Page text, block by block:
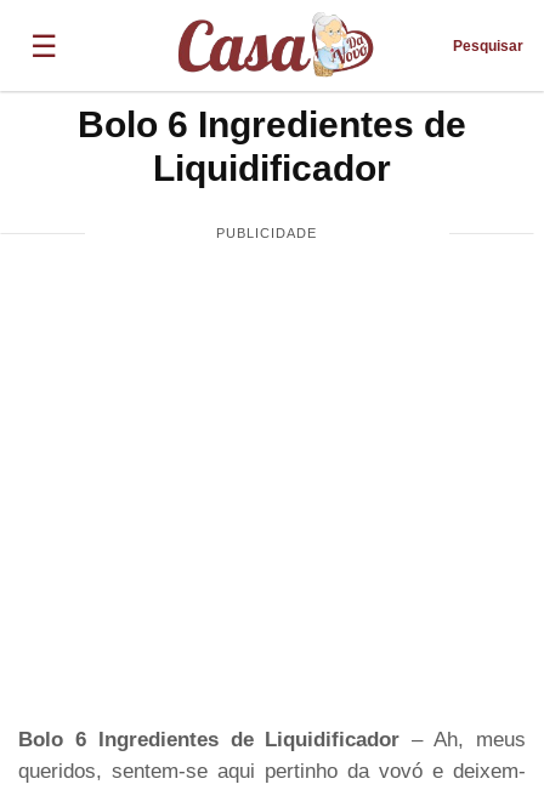
☰ Pesquisar
Bolo 6 Ingredientes de
Liquidificador
Bolo 6 Ingredientes de Liquidificador – Ah, meus
queridos, sentem-se aqui pertinho da vovó e deixem-